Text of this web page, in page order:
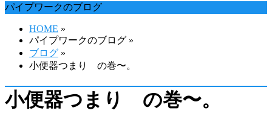
パイプワークのブログ
HOME »
パイプワークのブログ »
ブログ »
小便器つまり の巻〜。
小便器つまり の巻〜。